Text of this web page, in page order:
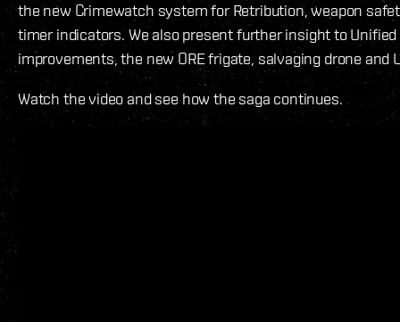
the new Crimewatch system for Retribution, weapon
timer indicators. We also present further insight to
improvements, the new ORE frigate, salvaging drone and
Watch the video and see how the saga continues.